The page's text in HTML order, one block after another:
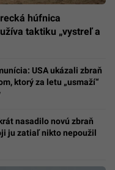
húfnica
taktiku „vystreľ a
USA ukázali zbraň
ktorý za letu „usmaží“
nasadilo novú zbraň
ju zatiaľ nikto nepoužil